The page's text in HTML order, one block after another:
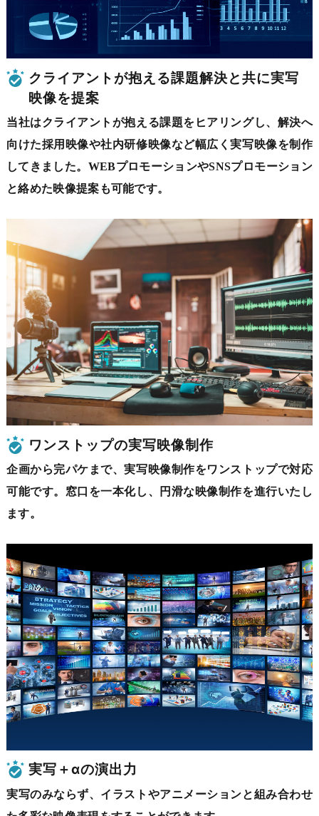
クライアントが抱える課題解決と共に実写
映像を提案
当社はクライアントが抱える課題をヒアリングし、解決へ
向けた採用映像や社内研修映像など幅広く実写映像を制作
してきました。WEBプロモーションやSNSプロモーション
と絡めた映像提案も可能です。
ワンストップの実写映像制作
企画から完パケまで、実写映像制作をワンストップで対応
可能です。窓口を一本化し、円滑な映像制作を進行いたし
ます。
実写＋αの演出力
実写のみならず、イラストやアニメーションと組み合わせ